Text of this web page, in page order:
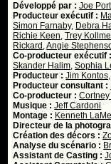
Développé par :Joe Port
Producteur exécutif :
Simon Farnaby, Debra
Richie Keen,Trey
Rickard ,Angie
Co-producteur exécutif
Skander Halim,Sophia
Producteur :Jim Kontos,
Producteur consultant :
Co-producteur :
Musique :Jeff Cardoni
Montage : Kenneth
Directeur de la
Création des décors :
Analyse du scénario :
Assistant de Casting :